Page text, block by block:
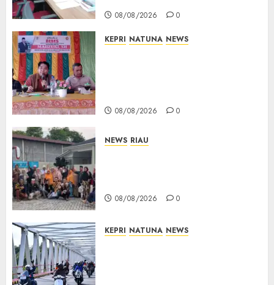
08/08/2026 0
KEPRI NATUNA NEWS
08/08/2026 0
NEWS RIAU
08/08/2026 0
KEPRI NATUNA NEWS